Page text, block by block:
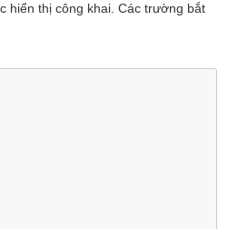
hiển thị công khai. Các trường bắt